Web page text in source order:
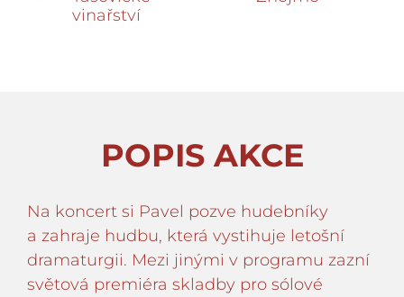
vinařství
POPIS AKCE
Na koncert si Pavel pozve hudebníky
a zahraje hudbu, která vystihuje letošní
dramaturgii. Mezi jinými v programu zazní
světová premiéra skladby pro sólové